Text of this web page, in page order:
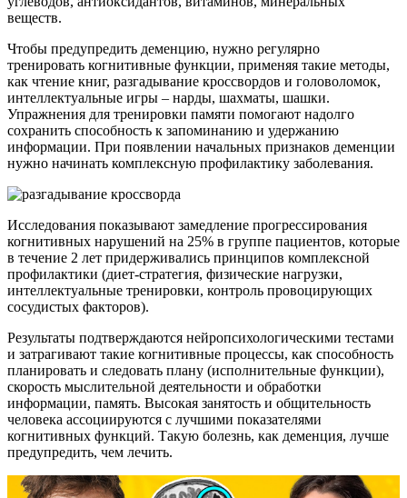
веществ.
Чтобы предупредить деменцию, нужно регулярно
тренировать когнитивные функции, применяя такие методы,
как чтение книг, разгадывание кроссвордов и головоломок,
интеллектуальные игры – нарды, шахматы, шашки.
Упражнения для тренировки памяти помогают надолго
сохранить способность к запоминанию и удержанию
информации. При появлении начальных признаков деменции
нужно начинать комплексную профилактику заболевания.
Исследования показывают замедление прогрессирования
когнитивных нарушений на 25% в группе пациентов, которые
в течение 2 лет придерживались принципов комплексной
профилактики (диет-стратегия, физические нагрузки,
интеллектуальные тренировки, контроль провоцирующих
сосудистых факторов).
Результаты подтверждаются нейропсихологическими тестами
и затрагивают такие когнитивные процессы, как способность
планировать и следовать плану (исполнительные функции),
скорость мыслительной деятельности и обработки
информации, память. Высокая занятость и общительность
человека ассоциируются с лучшими показателями
когнитивных функций. Такую болезнь, как деменция, лучше
предупредить, чем лечить.